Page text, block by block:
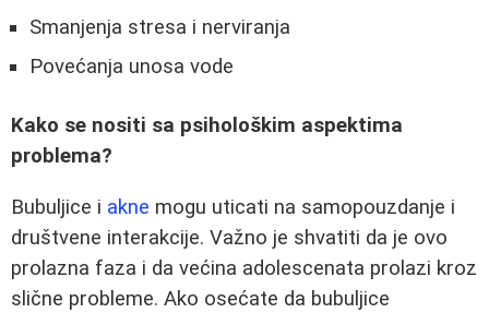
Smanjenja stresa i nerviranja
Povećanja unosa vode
Kako se nositi sa psihološkim aspektima
problema?
Bubuljice i akne mogu uticati na samopouzdanje i
društvene interakcije. Važno je shvatiti da je ovo
prolazna faza i da većina adolescenata prolazi kroz
slične probleme. Ako osećate da bubuljice